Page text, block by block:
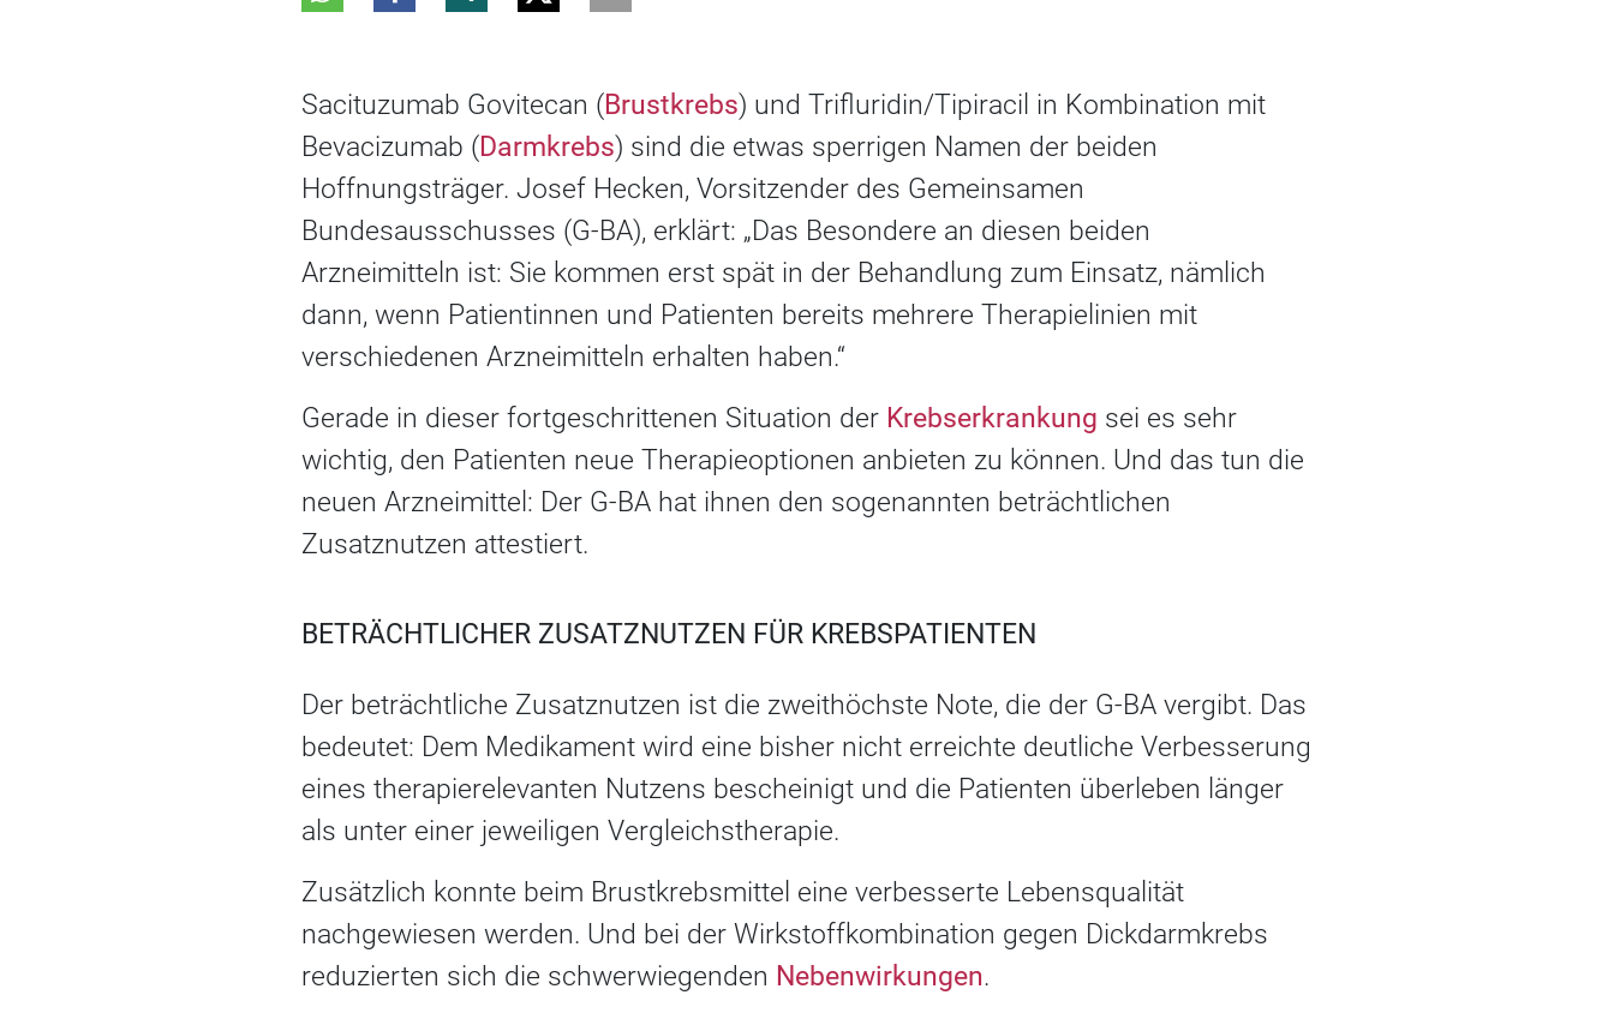
Sacituzumab Govitecan (Brustkrebs) und Trifluridin/Tipiracil in Kombination mit
Bevacizumab (Darmkrebs) sind die etwas sperrigen Namen der beiden
Hoffnungsträger. Josef Hecken, Vorsitzender des Gemeinsamen
Bundesausschusses (G-BA), erklärt: „Das Besondere an diesen beiden
Arzneimitteln ist: Sie kommen erst spät in der Behandlung zum Einsatz, nämlich
dann, wenn Patientinnen und Patienten bereits mehrere Therapielinien mit
verschiedenen Arzneimitteln erhalten haben.“
Gerade in dieser fortgeschrittenen Situation der Krebserkrankung sei es sehr
wichtig, den Patienten neue Therapieoptionen anbieten zu können. Und das tun die
neuen Arzneimittel: Der G-BA hat ihnen den sogenannten beträchtlichen
Zusatznutzen attestiert.
BETRÄCHTLICHER ZUSATZNUTZEN FÜR KREBSPATIENTEN
Der beträchtliche Zusatznutzen ist die zweithöchste Note, die der G-BA vergibt. Das
bedeutet: Dem Medikament wird eine bisher nicht erreichte deutliche Verbesserung
eines therapierelevanten Nutzens bescheinigt und die Patienten überleben länger
als unter einer jeweiligen Vergleichstherapie.
Zusätzlich konnte beim Brustkrebsmittel eine verbesserte Lebensqualität
nachgewiesen werden. Und bei der Wirkstoffkombination gegen Dickdarmkrebs
reduzierten sich die schwerwiegenden Nebenwirkungen.